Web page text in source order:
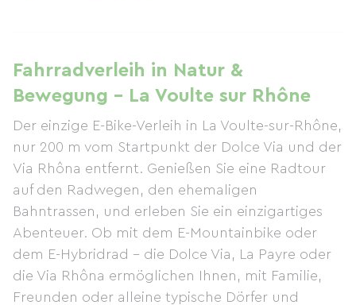
Fahrradverleih in Natur &
Bewegung - La Voulte sur Rhône
Der einzige E-Bike-Verleih in La Voulte-sur-Rhône,
nur 200 m vom Startpunkt der Dolce Via und der
Via Rhôna entfernt. Genießen Sie eine Radtour
auf den Radwegen, den ehemaligen
Bahntrassen, und erleben Sie ein einzigartiges
Abenteuer. Ob mit dem E-Mountainbike oder
dem E-Hybridrad – die Dolce Via, La Payre oder
die Via Rhôna ermöglichen Ihnen, mit Familie,
Freunden oder alleine typische Dörfer und